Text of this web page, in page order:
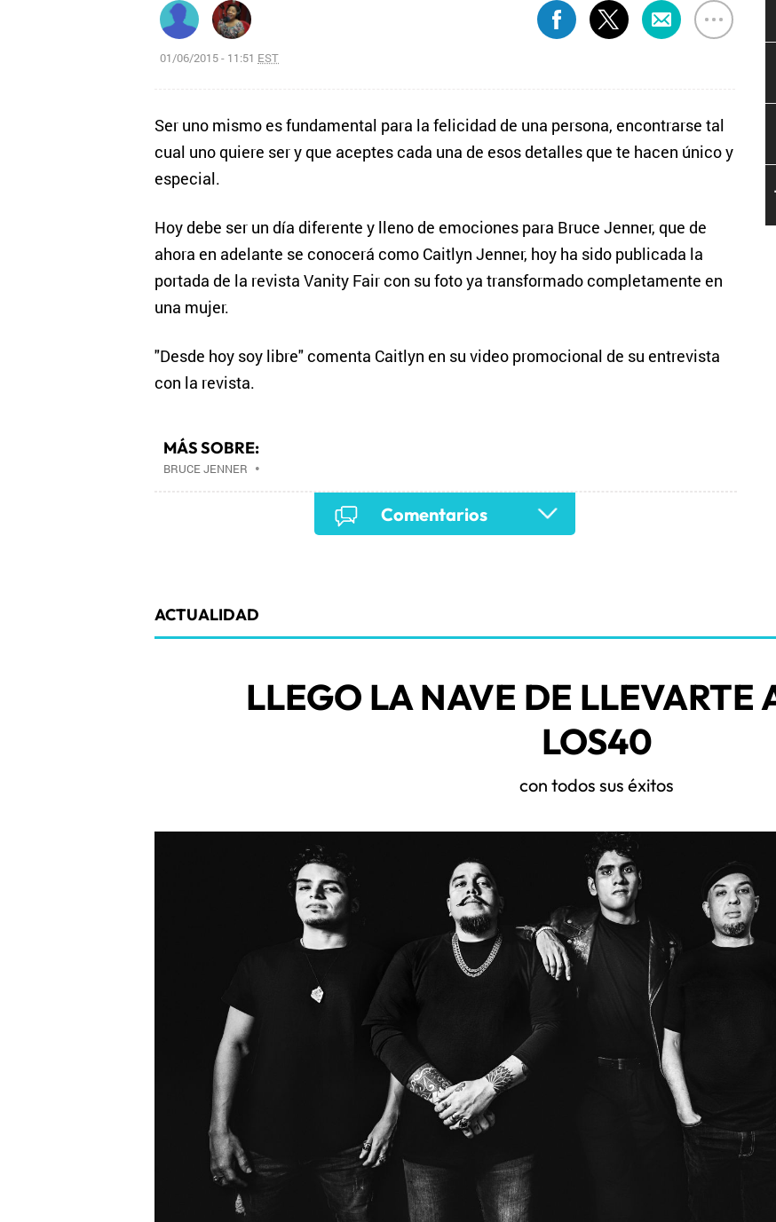
01/06/2015 - 11:51 EST
Ser uno mismo es fundamental para la felicidad de una persona, encontrarse tal
cual uno quiere ser y que aceptes cada una de esos detalles que te hacen único y
especial.
Hoy debe ser un día diferente y lleno de emociones para Bruce Jenner, que de
ahora en adelante se conocerá como Caitlyn Jenner, hoy ha sido publicada la
portada de la revista Vanity Fair con su foto ya transformado completamente en
una mujer.
"Desde hoy soy libre" comenta Caitlyn en su video promocional de su entrevista
con la revista.
MÁS SOBRE:
BRUCE JENNER •
Comentarios
ACTUALIDAD
LLEGO LA NAVE DE LLEVARTE
LOS40
con todos sus éxitos